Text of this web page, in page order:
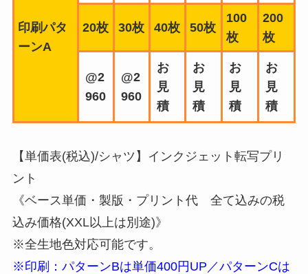
印刷パタ
ーンA
20枚 30枚 40枚 50枚
100
枚
200
枚
@2
960
@2
960
お
見
積
お
見
積
お
見
積
お
見
積
【単価表(税込)/シャツ】インクジェット転写プリ
ント
《ベース単価・製版・プリント代 全て込みの税
込み価格(XXL以上は別途)》
※全生地色対応可能です。
※印刷：パターンBは単価400円UP／パターンCは